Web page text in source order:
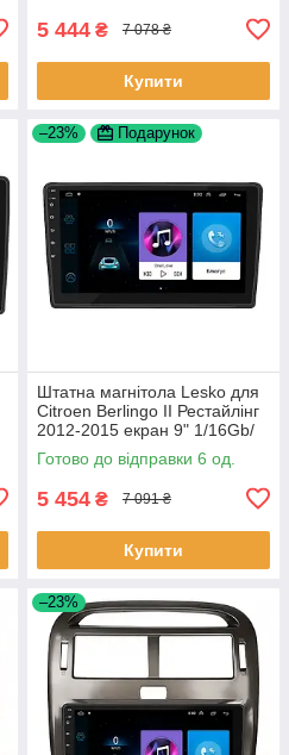
5 444 ₴ 7 078 ₴
Купити
–23% Подарунок
Штатна магнітола Lesko для
Citroen Berlingo II Рестайлінг
2012-2015 екран 9" 1/16Gb/
Wi-Fi GPS Optima 6шт
Готово до відправки 6 од.
5 454 ₴ 7 091 ₴
Купити
–23%